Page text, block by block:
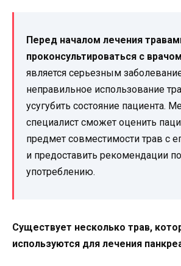
Перед началом лечения
проконсультироваться с
является серьезным
неправильное использование
усугубить состояние пациента.
специалист сможет оценить
предмет совместимости трав с
и предоставить рекомендации
употреблению.
Существует несколько трав,
используются для лечения